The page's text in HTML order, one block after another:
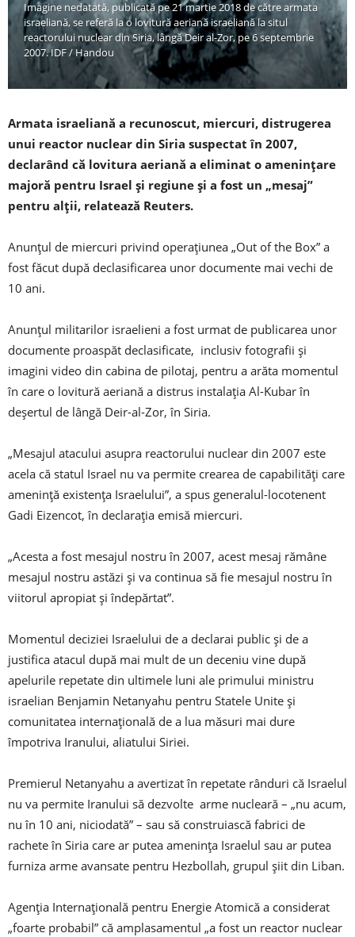
Imagine nedatată, publicată pe 21 martie 2018 de către armata
israeliană, se referă la o lovitură aeriană israeliană la situl
reactorului nuclear din Siria, lângă Deir al-Zor, pe 6 septembrie
2007. IDF / Handou
Armata israeliană a recunoscut, miercuri, distrugerea
unui reactor nuclear din Siria suspectat în 2007,
declarând că lovitura aeriană a eliminat o amenințare
majoră pentru Israel și regiune și a fost un „mesaj”
pentru alții, relatează Reuters.
Anunțul de miercuri privind operațiunea „Out of the Box” a
fost făcut după declasificarea unor documente mai vechi de
10 ani.
Anunțul militarilor israelieni a fost urmat de publicarea unor
documente proaspăt declasificate, inclusiv fotografii și
imagini video din cabina de pilotaj, pentru a arăta momentul
în care o lovitură aeriană a distrus instalația Al-Kubar în
deșertul de lângă Deir-al-Zor, în Siria.
„Mesajul atacului asupra reactorului nuclear din 2007 este
acela că statul Israel nu va permite crearea de capabilități care
amenință existența Israelului”, a spus generalul-locotenent
Gadi Eizencot, în declarația emisă miercuri.
„Acesta a fost mesajul nostru în 2007, acest mesaj rămâne
mesajul nostru astăzi și va continua să fie mesajul nostru în
viitorul apropiat și îndepărtat”.
Momentul deciziei Israelului de a declarai public și de a
justifica atacul după mai mult de un deceniu vine după
apelurile repetate din ultimele luni ale primului ministru
israelian Benjamin Netanyahu pentru Statele Unite și
comunitatea internațională de a lua măsuri mai dure
împotriva Iranului, aliatului Siriei.
Premierul Netanyahu a avertizat în repetate rânduri că Israelul
nu va permite Iranului să dezvolte arme nucleară – „nu acum,
nu în 10 ani, niciodată” – sau să construiască fabrici de
rachete în Siria care ar putea amenința Israelul sau ar putea
furniza arme avansate pentru Hezbollah, grupul șiit din Liban.
Agenția Internațională pentru Energie Atomică a considerat
„foarte probabil” că amplasamentul „a fost un reactor nuclear